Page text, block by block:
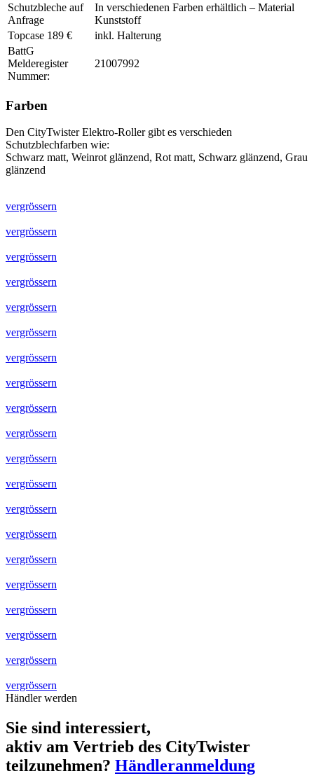
Schutzbleche auf
Anfrage
In verschiedenen Farben erhältlich – Material
Kunststoff
Topcase 189 €
inkl. Halterung
BattG
Melderegister
Nummer:
21007992
Farben
Den CityTwister Elektro-Roller gibt es verschieden
Schutzblechfarben wie:
Schwarz matt, Weinrot glänzend, Rot matt, Schwarz glänzend, Grau
glänzend
vergrössern
vergrössern
vergrössern
vergrössern
vergrössern
vergrössern
vergrössern
vergrössern
vergrössern
vergrössern
vergrössern
vergrössern
vergrössern
vergrössern
vergrössern
vergrössern
vergrössern
vergrössern
vergrössern
vergrössern
Händler werden
Sie sind interessiert,
aktiv am Vertrieb des CityTwister
teilzunehmen? Händleranmeldung